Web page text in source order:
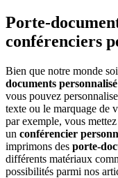
Porte-
conférenciers
Bien que notre monde
documents personnalisé
vous pouvez
texte ou le marquage de
par exemple, vous
un conférencier
imprimons des porte-
différents matériaux
possibilités parmi nos